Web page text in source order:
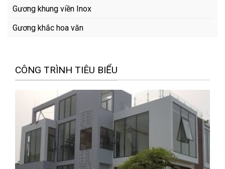
Gương khung viền Inox
Gương khắc hoa văn
CÔNG TRÌNH TIÊU BIỂU